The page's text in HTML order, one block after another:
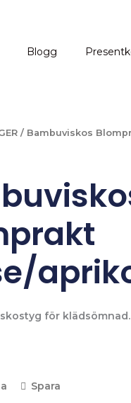
Blogg
/ Bambuviskos
för klädsömnad.
Spara